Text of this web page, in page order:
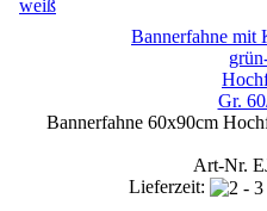
Bannerfahne mit
Gr.
Bannerfahne 60x90cm
Art-Nr.
Lieferzeit: